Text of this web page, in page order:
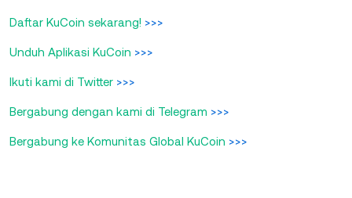
Daftar KuCoin sekarang! >>>
Unduh Aplikasi KuCoin >>>
Ikuti kami di Twitter >>>
Bergabung dengan kami di Telegram >>>
Bergabung ke Komunitas Global KuCoin >>>